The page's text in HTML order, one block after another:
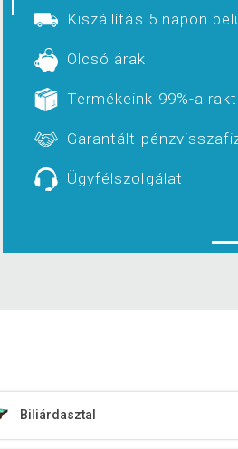
Kiszállítás 5 napon
Olcsó árak
Termékeink 99%-a
Garantált
Ügyfélszolgálat
Biliárdasztal